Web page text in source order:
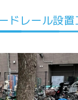
レール設置